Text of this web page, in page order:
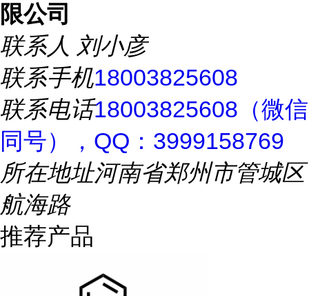
限公司
联系人 刘小彦
联系手机18003825608
联系电话18003825608（微信
同号），QQ：3999158769
所在地址河南省郑州市管城区
航海路
推荐产品